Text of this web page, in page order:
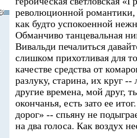
революционной
как будто успокоенной
Обманчиво танцевальная
Вивальди печалиться
слишком прихотливая для
качестве средства от
разлуку, старина, их круг
другие времена, мой друг,
окончанья, есть зато ее
дорог» -- спьяну не
на два голоса. Как воздух